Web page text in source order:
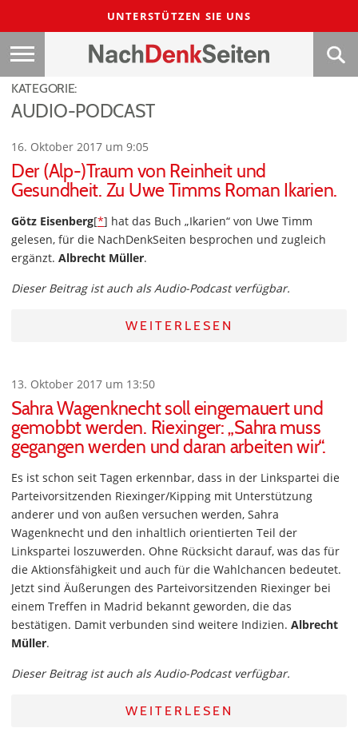
UNTERSTÜTZEN SIE UNS
KATEGORIE:
AUDIO-PODCAST
16. Oktober 2017 um 9:05
Der (Alp-)Traum von Reinheit und
Gesundheit. Zu Uwe Timms Roman Ikarien.
Götz Eisenberg[*] hat das Buch „Ikarien“ von Uwe Timm
gelesen, für die NachDenkSeiten besprochen und zugleich
ergänzt. Albrecht Müller.
Dieser Beitrag ist auch als Audio-Podcast verfügbar.
WEITERLESEN
13. Oktober 2017 um 13:50
Sahra Wagenknecht soll eingemauert und
gemobbt werden. Riexinger: „Sahra muss
gegangen werden und daran arbeiten wir“.
Es ist schon seit Tagen erkennbar, dass in der Linkspartei die
Parteivorsitzenden Riexinger/Kipping mit Unterstützung
anderer und von außen versuchen werden, Sahra
Wagenknecht und den inhaltlich orientierten Teil der
Linkspartei loszuwerden. Ohne Rücksicht darauf, was das für
die Aktionsfähigkeit und auch für die Wahlchancen bedeutet.
Jetzt sind Äußerungen des Parteivorsitzenden Riexinger bei
einem Treffen in Madrid bekannt geworden, die das
bestätigen. Damit verbunden sind weitere Indizien. Albrecht
Müller.
Dieser Beitrag ist auch als Audio-Podcast verfügbar.
WEITERLESEN